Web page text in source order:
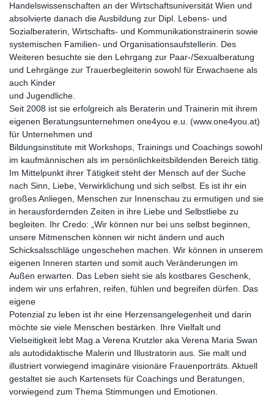
Handelswissenschaften an der Wirtschaftsuniversität Wien und
absolvierte danach die Ausbildung zur Dipl. Lebens- und
Sozialberaterin, Wirtschafts- und Kommunikationstrainerin sowie
systemischen Familien- und Organisationsaufstellerin. Des
Weiteren besuchte sie den Lehrgang zur Paar-/Sexualberatung
und Lehrgänge zur Trauerbegleiterin sowohl für Erwachsene als
auch Kinder
und Jugendliche.
Seit 2008 ist sie erfolgreich als Beraterin und Trainerin mit ihrem
eigenen Beratungsunternehmen one4you e.u. (www.one4you.at)
für Unternehmen und
Bildungsinstitute mit Workshops, Trainings und Coachings sowohl
im kaufmännischen als im persönlichkeitsbildenden Bereich tätig.
Im Mittelpunkt ihrer Tätigkeit steht der Mensch auf der Suche
nach Sinn, Liebe, Verwirklichung und sich selbst. Es ist ihr ein
großes Anliegen, Menschen zur Innenschau zu ermutigen und sie
in herausfordernden Zeiten in ihre Liebe und Selbstliebe zu
begleiten. Ihr Credo: „Wir können nur bei uns selbst beginnen,
unsere Mitmenschen können wir nicht ändern und auch
Schicksalsschläge ungeschehen machen. Wir können in unserem
eigenen Inneren starten und somit auch Veränderungen im
Außen erwarten. Das Leben sieht sie als kostbares Geschenk,
indem wir uns erfahren, reifen, fühlen und begreifen dürfen. Das
eigene
Potenzial zu leben ist ihr eine Herzensangelegenheit und darin
möchte sie viele Menschen bestärken. Ihre Vielfalt und
Vielseitigkeit lebt Mag.a Verena Krutzler aka Verena Maria Swan
als autodidaktische Malerin und Illustratorin aus. Sie malt und
illustriert vorwiegend imaginäre visionäre Frauenporträts. Aktuell
gestaltet sie auch Kartensets für Coachings und Beratungen,
vorwiegend zum Thema Stimmungen und Emotionen.